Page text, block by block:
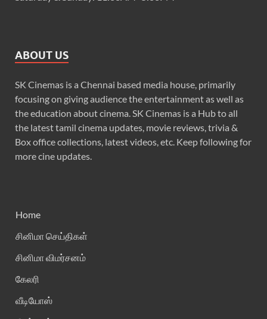
ABOUT US
SK Cinemas is a Chennai based media house, primarily
focusing on giving audience the entertainment as well as
the education about cinema. SK Cinemas is a Hub to all
the latest tamil cinema updates, movie reviews, trivia &
Box office collections, latest videos, etc. Keep following for
more cine updates.
Home
சினிமா செய்திகள்
சினிமா விமர்சனம்
கேலரி
வீடியோஸ்